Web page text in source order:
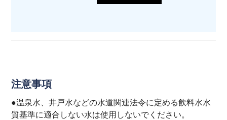
注意事項
●温泉水、井戸水などの水道関連法令に定める飲料水水
質基準に適合しない水は使用しないでください。